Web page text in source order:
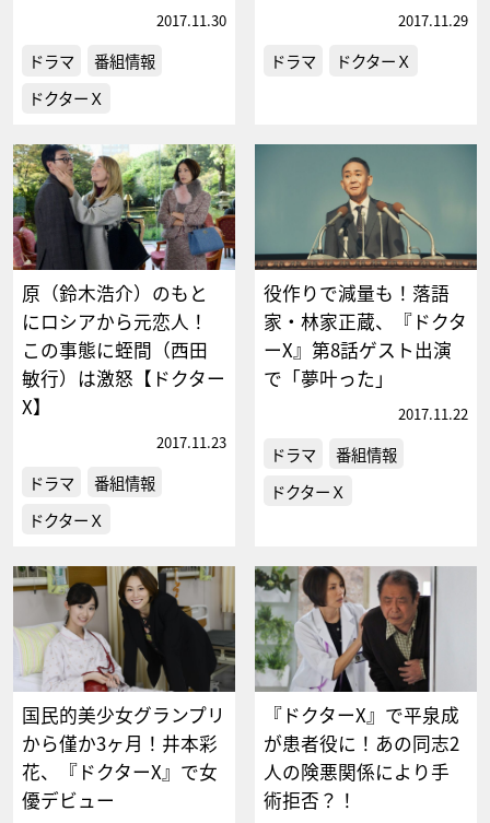
2017.11.30
ドラマ
番組情報
ドクターＸ
2017.11.29
ドラマ ドクターＸ
原（鈴木浩介）のもと
にロシアから元恋人！
この事態に蛭間（西田
敏行）は激怒【ドクター
X】
2017.11.23
ドラマ
番組情報
ドクターＸ
役作りで減量も！落語
家・林家正蔵、『ドクタ
ーX』第8話ゲスト出演
で「夢叶った」
2017.11.22
ドラマ
番組情報
ドクターＸ
国民的美少女グランプリ
から僅か3ヶ月！井本彩
花、『ドクターX』で女
優デビュー
『ドクターX』で平泉成
が患者役に！あの同志2
人の険悪関係により手
術拒否？！